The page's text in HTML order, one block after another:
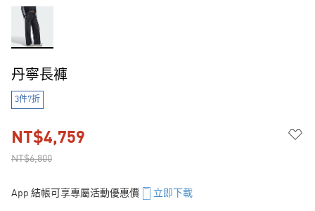
丹寧長褲
3件7折
NT$6,800
NT$4,759
App 結帳可享專屬活動優惠價 立即下載